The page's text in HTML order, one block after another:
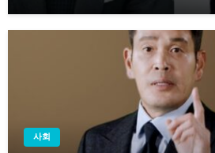
사회